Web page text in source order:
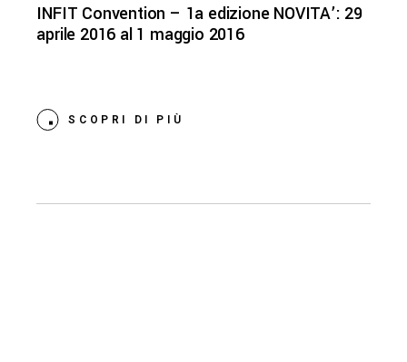
INFIT Convention – 1a edizione NOVITA’: 29
aprile 2016 al 1 maggio 2016
SCOPRI DI PIÙ